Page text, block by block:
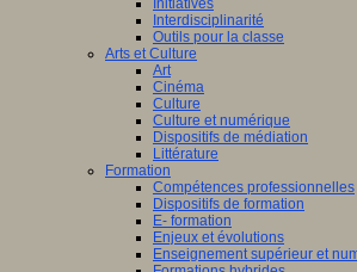
Initiatives
Interdisciplinarité
Outils pour la classe
Arts et Culture
Art
Cinéma
Culture
Culture et numérique
Dispositifs de médiation
Littérature
Formation
Compétences professionnelles
Dispositifs de formation
E- formation
Enjeux et évolutions
Enseignement supérieur et